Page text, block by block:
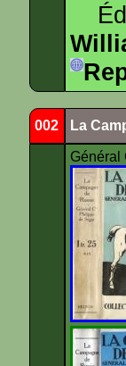
002 La
Général